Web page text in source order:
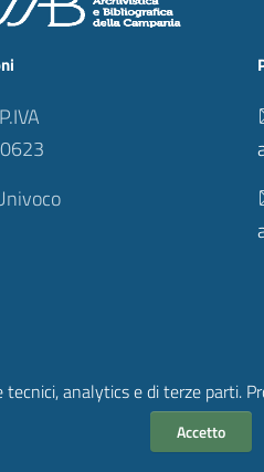
analytics e di terze parti.
Accetto